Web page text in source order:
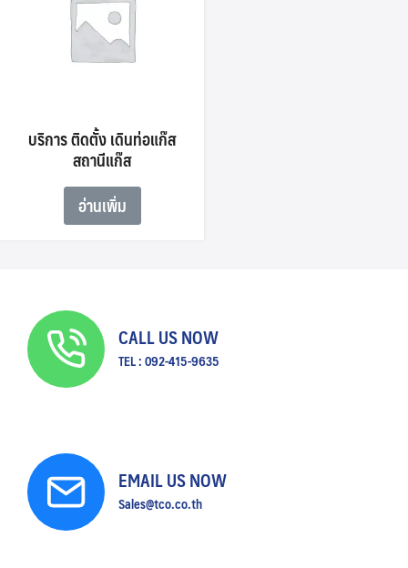
Search
บริการ ติดตั้ง เดินท่อแก๊ส
สถานีแก๊ส
อ่านเพิ่ม
CALL US NOW
TEL : 092-415-9635
EMAIL US NOW
Sales@tco.co.th